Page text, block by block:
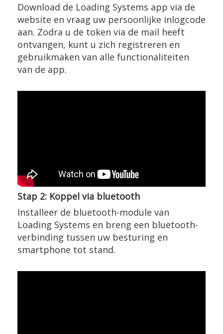
Download de Loading Systems app via de
website en vraag uw persoonlijke inlogcode
aan. Zodra u de token via de mail heeft
ontvangen, kunt u zich registreren en
gebruikmaken van alle functionaliteiten
van de app.
Stap 2: Koppel via bluetooth
Installeer de bluetooth-module van
Loading Systems en breng een bluetooth-
verbinding tussen uw besturing en
smartphone tot stand.